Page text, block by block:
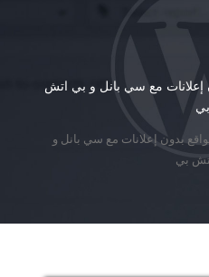
إعلانات مع سي بانل و بي اتش
بي
بدون إعلانات مع سي بانل و
بي